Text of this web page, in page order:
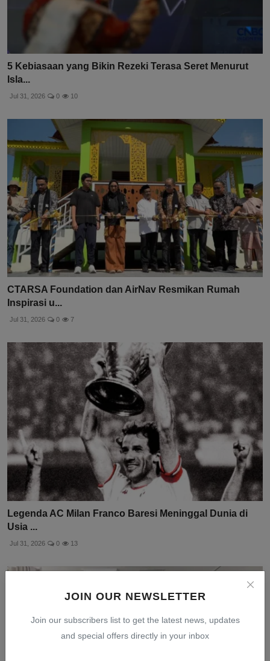
JOIN OUR NEWSLETTER
Join our subscribers list to get the latest news, updates
and special offers directly in your inbox
5 Kebiasaan yang Bikin Rezeki Terasa Seret Menurut
Isla...
Jul 31, 2026 0 10
CTARSA Foundation dan AirNav Resmikan Rumah
Inspirasi u...
Jul 31, 2026 0 7
Legenda AC Milan Franco Baresi Meninggal Dunia di
Usia ...
Jul 31, 2026 0 13